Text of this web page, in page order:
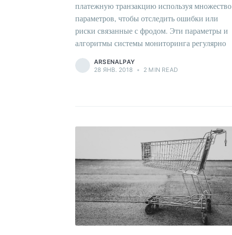
платежную транзакцию используя множество
параметров, чтобы отследить ошибки или
риски связанные с фродом. Эти параметры и
алгоритмы системы мониторинга регулярно
ARSENALPAY
28 ЯНВ. 2018 • 2 MIN READ